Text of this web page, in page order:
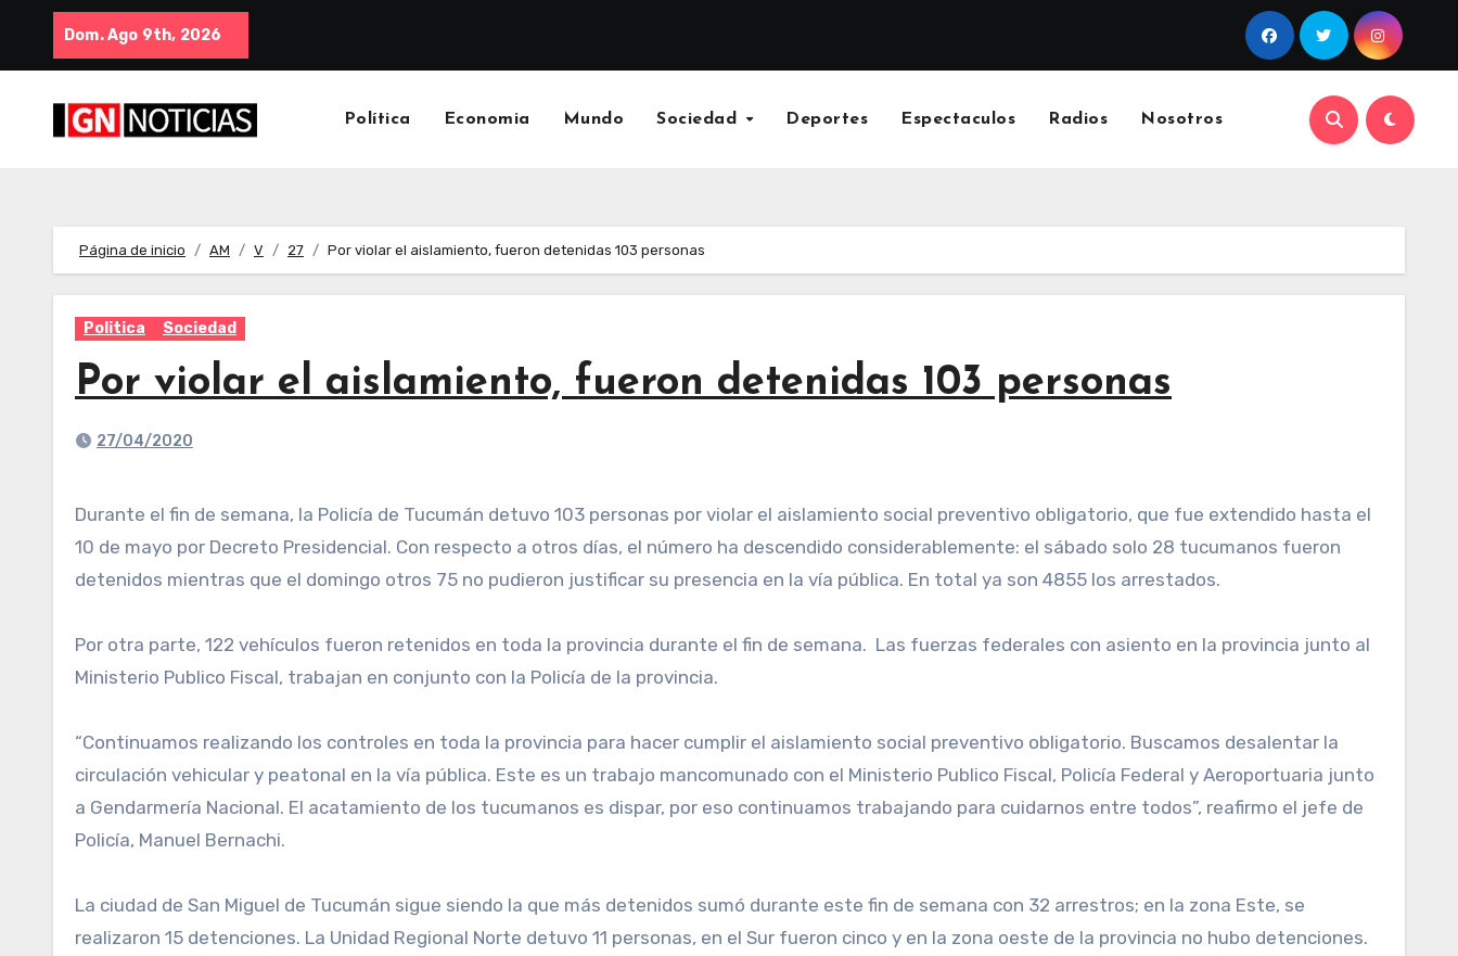
Dom. Ago 9th, 2026
Política Economia Mundo Sociedad Deportes Espectaculos Radios Nosotros
Página de inicio AM V 27 Por violar el aislamiento, fueron detenidas 103 personas
Politica Sociedad
Por violar el aislamiento, fueron detenidas 103 personas
27/04/2020
Durante el fin de semana, la Policía de Tucumán detuvo 103 personas por violar el aislamiento social preventivo obligatorio, que fue extendido hasta el
10 de mayo por Decreto Presidencial. Con respecto a otros días, el número ha descendido considerablemente: el sábado solo 28 tucumanos fueron
detenidos mientras que el domingo otros 75 no pudieron justificar su presencia en la vía pública. En total ya son 4855 los arrestados.
Por otra parte, 122 vehículos fueron retenidos en toda la provincia durante el fin de semana. Las fuerzas federales con asiento en la provincia junto al
Ministerio Publico Fiscal, trabajan en conjunto con la Policía de la provincia.
“Continuamos realizando los controles en toda la provincia para hacer cumplir el aislamiento social preventivo obligatorio. Buscamos desalentar la
circulación vehicular y peatonal en la vía pública. Este es un trabajo mancomunado con el Ministerio Publico Fiscal, Policía Federal y Aeroportuaria junto
a Gendarmería Nacional. El acatamiento de los tucumanos es dispar, por eso continuamos trabajando para cuidarnos entre todos”, reafirmo el jefe de
Policía, Manuel Bernachi.
La ciudad de San Miguel de Tucumán sigue siendo la que más detenidos sumó durante este fin de semana con 32 arrestros; en la zona Este, se
realizaron 15 detenciones. La Unidad Regional Norte detuvo 11 personas, en el Sur fueron cinco y en la zona oeste de la provincia no hubo detenciones.